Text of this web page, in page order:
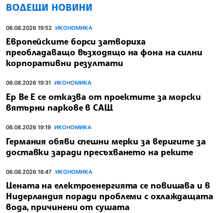
ВОДЕЩИ НОВИНИ
06.08.2026 19:52 ИКОНОМИКА
Европейските борси затвориха
преобладаващо възходящо на фона на силни
корпоративни резултати
06.08.2026 19:31 ИКОНОМИКА
Ер Ве Е се отказва от проектите за морски
вятърни паркове в САЩ
06.08.2026 19:19 ИКОНОМИКА
Германия обяви спешни мерки за веригите за
доставки заради пресъхването на реките
06.08.2026 18:47 ИКОНОМИКА
Цената на електроенергията се повишава и в
Нидерландия поради проблеми с охлаждащата
вода, причинени от сушата